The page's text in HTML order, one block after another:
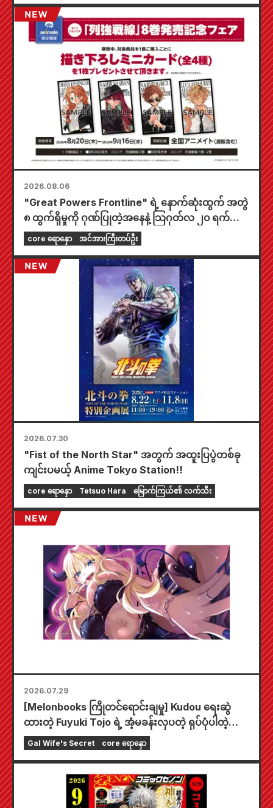
2026.08.06
"Great Powers Frontline" ရဲ့ နောက်ဆုံးထွက် အတွဲ
၈ ထွက်ရှိမှုကို ဂုဏ်ပြုတဲ့အနေနဲ့ သြဂုတ်လ ၂၀ ရက်နေ့
ကစပြီး တစ်နိုင်ငံလုံးက Animate ဆိုင်တွေမှာ အချိန်
အကန့်အသတ်နဲ့ ပြပွဲတစ်ခု ကျင်းပသွားမှာဖြစ်ပြီး အထူး
ကံစမ်းမဲဖောက်ထားတဲ့ mini card (စုစုပေါင်း အမျိုး
အစား ၄ မျိုး) ကို ရရှိနိုင်မှာပါ။
core ရောနှော အင်အားကြီးတပ်ဦး
2026.07.30
"Fist of the North Star" အတွက် အထူးပြပွဲတစ်ခု
ကျင်းပမယ့် Anime Tokyo Station!!
core ရောနှော Tetsuo Hara မြောက်ကြယ်၏ လက်သီး
2026.07.29
[Melonbooks ကြိုတင်ရောင်းချမှု] Kudou ရေးဆွဲ
ထားတဲ့ Fuyuki Tojo ရဲ့ အံ့မခန်းလှပတဲ့ ရုပ်ပုံပါတဲ့
အထူးကစားခုံတစ်ခုပါဝင်တဲ့ အကန့်အသတ်ထုတ် အစုံ
အတွက် ကြိုတင်မှာယူနိုင်ပါပြီ။ "The Secret of the
အောက်တိုဘာလ ၂၀ ရက်နေ့မှာ ဖြန့်ချိဖို့ စီစဉ်ထားပါ
Gal Wife's Secret core ရောနှော